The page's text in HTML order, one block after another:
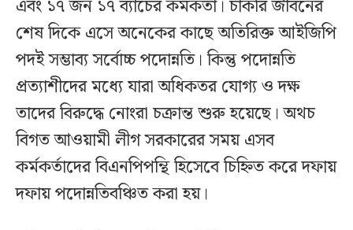
এবং ১৭ জন ১৭ ব্যাচের কর্মকর্তা। চাকরি জীবনের
শেষ দিকে এসে অনেকের কাছে অতিরিক্ত আইজিপি
পদই সম্ভাব্য সর্বোচ্চ পদোন্নতি। কিন্তু পদোন্নতি
প্রত্যাশীদের মধ্যে যারা অধিকতর যোগ্য ও দক্ষ
তাদের বিরুদ্ধে নোংরা চক্রান্ত শুরু হয়েছে। অথচ
বিগত আওয়ামী লীগ সরকারের সময় এসব
কর্মকর্তাদের বিএনপিপন্থি হিসেবে চিহ্নিত করে দফায়
দফায় পদোন্নতিবঞ্চিত করা হয়।